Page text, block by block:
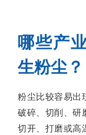
哪些产
生粉尘？
粉尘比较容易出
破碎、切削、研
切开、打磨或高